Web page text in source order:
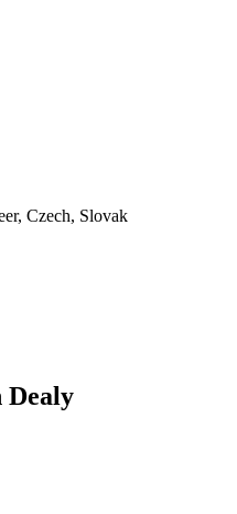
Czech, Slovak
Dealy